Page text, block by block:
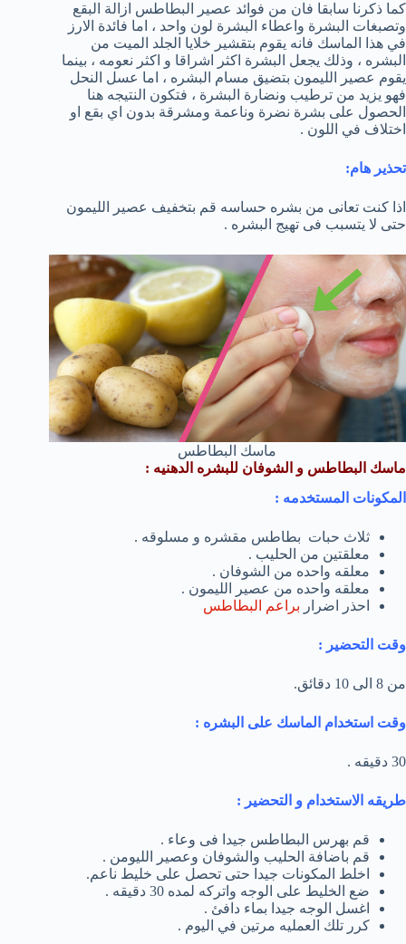
كما ذكرنا سابقا فان من فوائد عصير البطاطس ازالة البقع
وتصبغات البشرة واعطاء البشرة لون واحد ، اما فائدة الارز
في هذا الماسك فانه يقوم بتقشير خلايا الجلد الميت من
البشره ، وذلك يجعل البشرة اكثر اشراقا و اكثر نعومه ، بينما
يقوم عصير الليمون بتضيق مسام البشره ، اما عسل النحل
فهو يزيد من ترطيب ونضارة البشرة ، فتكون النتيجه هنا
الحصول على بشرة نضرة وناعمة ومشرقة بدون اي بقع او
اختلاف في اللون .
تحذير هام:
اذا كنت تعانى من بشره حساسه قم بتخفيف عصير الليمون
حتى لا يتسبب فى تهيج البشره .
ماسك البطاطس
ماسك البطاطس و الشوفان للبشره الدهنيه :
المكونات المستخدمه :
ثلاث حبات بطاطس مقشره و مسلوقه .
معلقتين من الحليب .
معلقه واحده من الشوفان .
معلقه واحده من عصير الليمون .
احذر اضرار براعم البطاطس
وقت التحضير :
من 8 الى 10 دقائق.
وقت استخدام الماسك على البشره :
30 دقيقه .
طريقه الاستخدام و التحضير :
قم بهرس البطاطس جيدا فى وعاء .
قم باضافة الحليب والشوفان وعصير الليومن .
اخلط المكونات جيدا حتى تحصل على خليط ناعم.
ضع الخليط على الوجه واتركه لمده 30 دقيقه .
اغسل الوجه جيدا بماء دافئ .
كرر تلك العمليه مرتين في اليوم .